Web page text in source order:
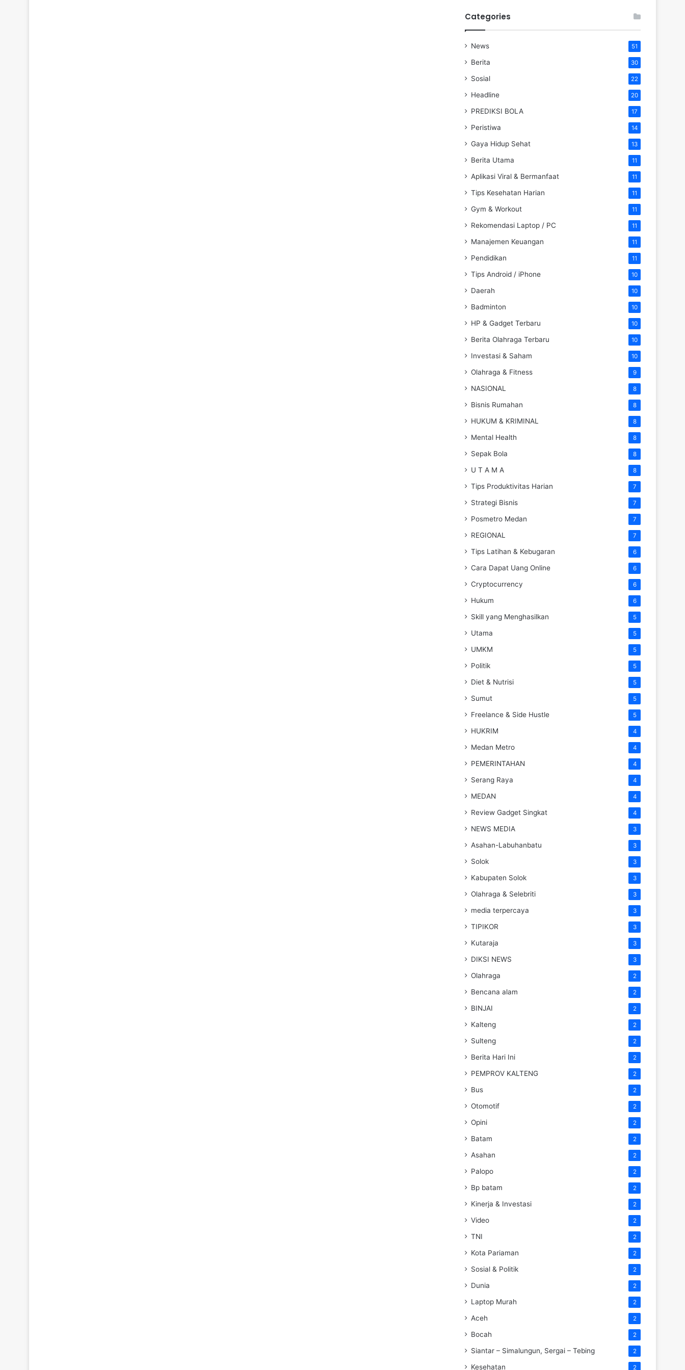
Categories
News 51
Berita 30
Sosial 22
Headline 20
PREDIKSI BOLA 17
Peristiwa 14
Gaya Hidup Sehat 13
Berita Utama 11
Aplikasi Viral & Bermanfaat 11
Tips Kesehatan Harian 11
Gym & Workout 11
Rekomendasi Laptop / PC 11
Manajemen Keuangan 11
Pendidikan 11
Tips Android / iPhone 10
Daerah 10
Badminton 10
HP & Gadget Terbaru 10
Berita Olahraga Terbaru 10
Investasi & Saham 10
Olahraga & Fitness 9
NASIONAL 8
Bisnis Rumahan 8
HUKUM & KRIMINAL 8
Mental Health 8
Sepak Bola 8
U T A M A 8
Tips Produktivitas Harian 7
Strategi Bisnis 7
Posmetro Medan 7
REGIONAL 7
Tips Latihan & Kebugaran 6
Cara Dapat Uang Online 6
Cryptocurrency 6
Hukum 6
Skill yang Menghasilkan 5
Utama 5
UMKM 5
Politik 5
Diet & Nutrisi 5
Sumut 5
Freelance & Side Hustle 5
HUKRIM 4
Medan Metro 4
PEMERINTAHAN 4
Serang Raya 4
MEDAN 4
Review Gadget Singkat 4
NEWS MEDIA 3
Asahan-Labuhanbatu 3
Solok 3
Kabupaten Solok 3
Olahraga & Selebriti 3
media terpercaya 3
TIPIKOR 3
Kutaraja 3
DIKSI NEWS 3
Olahraga 2
Bencana alam 2
BINJAI 2
Kalteng 2
Sulteng 2
Berita Hari Ini 2
PEMPROV KALTENG 2
Bus 2
Otomotif 2
Opini 2
Batam 2
Asahan 2
Palopo 2
Bp batam 2
Kinerja & Investasi 2
Video 2
TNI 2
Kota Pariaman 2
Sosial & Politik 2
Dunia 2
Laptop Murah 2
Aceh 2
Bocah 2
Siantar – Simalungun, Sergai – Tebing 2
Kesehatan 2